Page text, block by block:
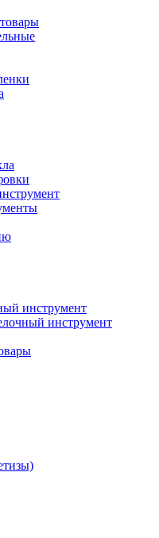
инструмент
инструмент